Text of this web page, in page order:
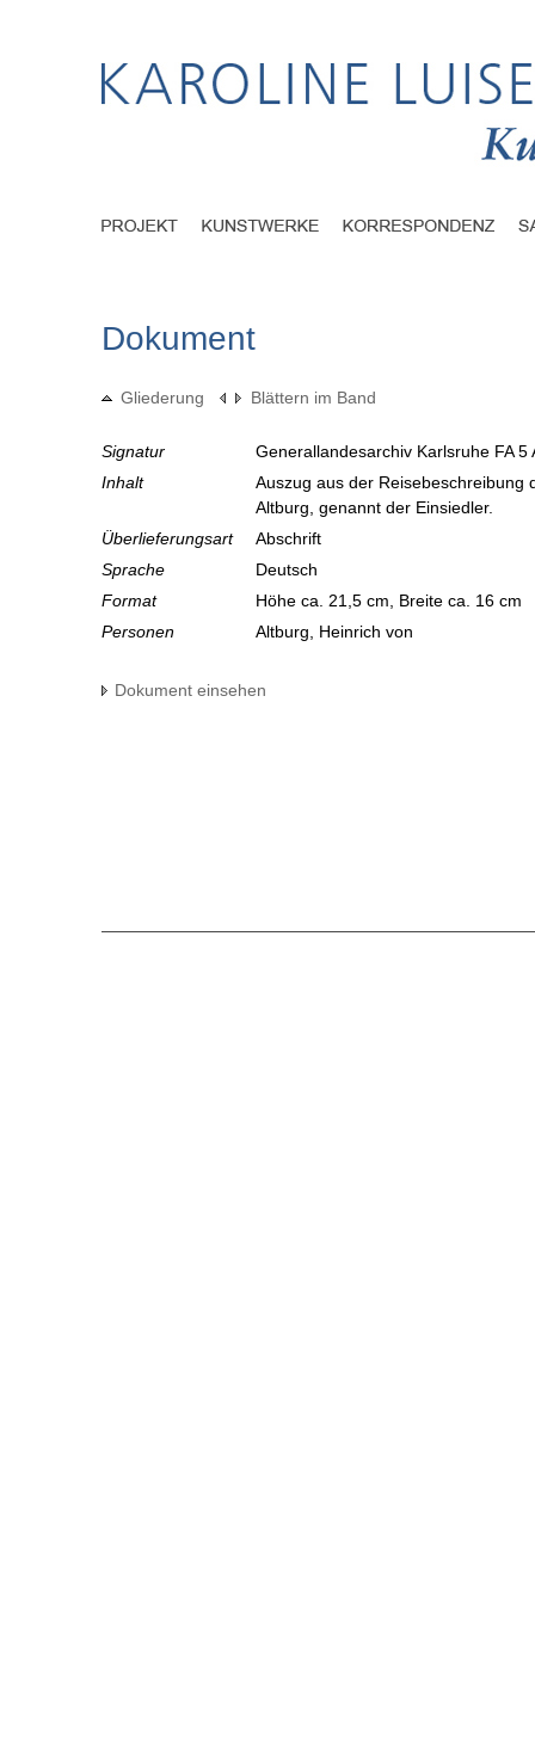
Dokument
Gliederung Blättern im Band
Signatur
Generallandesarchiv Karlsruhe FA
Inhalt
Auszug aus der Reisebeschreibung
Altburg, genannt der Einsiedler.
Überlieferungsart
Abschrift
Sprache
Deutsch
Format
Höhe ca. 21,5 cm, Breite ca. 16 cm
Personen
Altburg, Heinrich von
Dokument einsehen